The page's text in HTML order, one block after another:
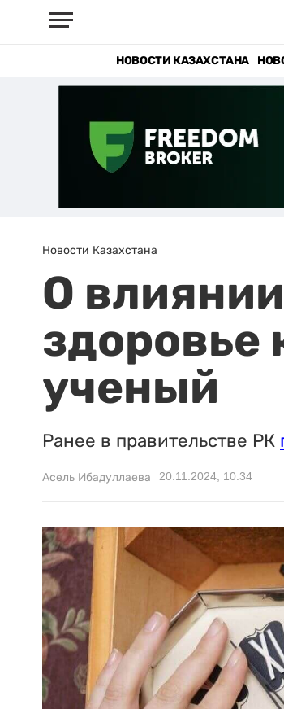
НОВОСТИ КАЗАХСТАНА
Новости Казахстана
О
здоровье
ученый
Ранее в правительстве РК
Асель Ибадуллаева 20.11.2024, 10:34